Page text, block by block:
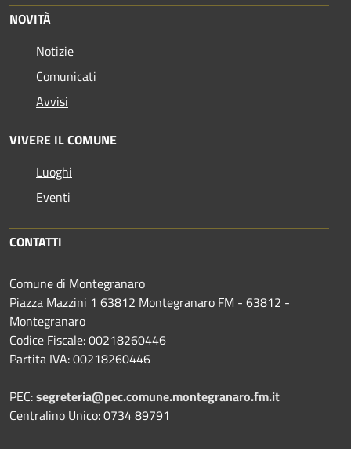
NOVITÀ
Notizie
Comunicati
Avvisi
VIVERE IL COMUNE
Luoghi
Eventi
CONTATTI
Comune di Montegranaro
Piazza Mazzini 1 63812 Montegranaro FM - 63812 -
Montegranaro
Codice Fiscale: 00218260446
Partita IVA: 00218260446
PEC:segreteria@pec.comune.montegranaro.fm.it
Centralino Unico: 0734 89791